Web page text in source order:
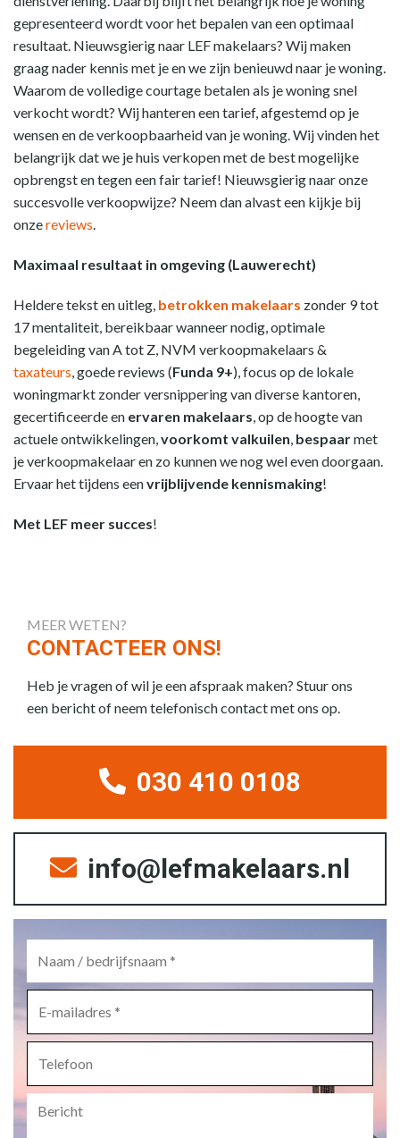
gepresenteerd wordt voor het bepalen van een optimaal
resultaat. Nieuwsgierig naar LEF makelaars? Wij maken
graag nader kennis met je en we zijn benieuwd naar je woning.
Waarom de volledige courtage betalen als je woning snel
verkocht wordt? Wij hanteren een tarief, afgestemd op je
wensen en de verkoopbaarheid van je woning. Wij vinden het
belangrijk dat we je huis verkopen met de best mogelijke
opbrengst en tegen een fair tarief! Nieuwsgierig naar onze
succesvolle verkoopwijze? Neem dan alvast een kijkje bij
onzereviews.
Maximaal resultaat in omgeving (Lauwerecht)
Heldere tekst en uitleg, betrokken makelaars zonder 9 tot
17 mentaliteit, bereikbaar wanneer nodig, optimale
begeleiding van A tot Z, NVM verkoopmakelaars &
taxateurs, goede reviews (Funda 9+), focus op de lokale
woningmarkt zonder versnippering van diverse kantoren,
gecertificeerde en ervaren makelaars, op de hoogte van
actuele ontwikkelingen,voorkomt valkuilen, bespaarmet
je verkoopmakelaar en zo kunnen we nog wel even doorgaan.
Ervaar het tijdens eenvrijblijvende kennismaking!
Met LEF meer succes!
MEER WETEN?
CONTACTEER ONS!
Heb je vragen of wil je een afspraak maken? Stuur ons
een bericht of neem telefonisch contact met ons op.
030 410 0108
info@lefmakelaars.nl
mailadres *